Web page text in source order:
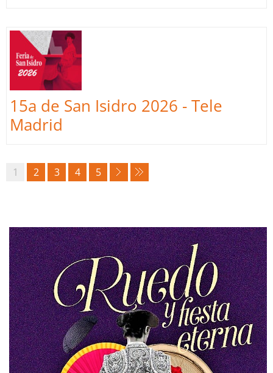
15a de San Isidro 2026 - Tele
Madrid
1 2 3 4 5